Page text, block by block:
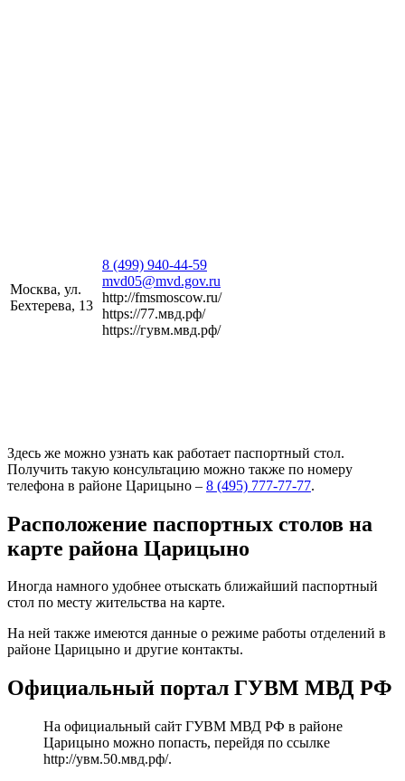
Москва, ул.
Бехтерева, 13
8 (499) 940-44-59
mvd05@mvd.gov.ru
http://fmsmoscow.ru/
https://77.мвд.рф/
https://гувм.мвд.рф/
Здесь же можно узнать как работает паспортный стол.
Получить такую консультацию можно также по номеру
телефона в районе Царицыно – 8 (495) 777-77-77.
Расположение паспортных столов на
карте района Царицыно
Иногда намного удобнее отыскать ближайший паспортный
стол по месту жительства на карте.
На ней также имеются данные о режиме работы отделений в
районе Царицыно и другие контакты.
Официальный портал ГУВМ МВД РФ
На официальный сайт ГУВМ МВД РФ в районе
Царицыно можно попасть, перейдя по ссылке
http://увм.50.мвд.рф/.